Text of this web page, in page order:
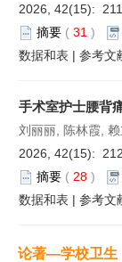
2026, 42(15):
摘要 ( 31 )
数据和表 | 参考文
手术室护士腰背
刘丽丽, 陈林霞,
2026, 42(15):
摘要 ( 28 )
数据和表 | 参考文
论著—学校卫生